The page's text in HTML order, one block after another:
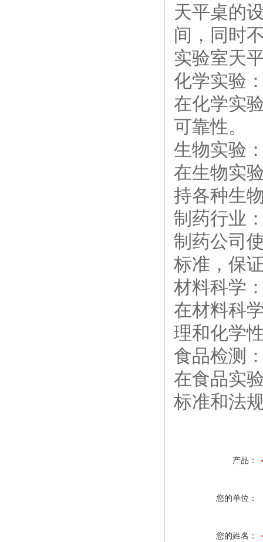
天平桌的
间，同时
实验室天
化学实验
在化学实
可靠性。
生物实验
在生物实
持各种生
制药行业
制药公司
标准，保
材料科学
在材料科
理和化学
食品检测
在食品实
标准和法
产品：
您的单位：
您的姓名：